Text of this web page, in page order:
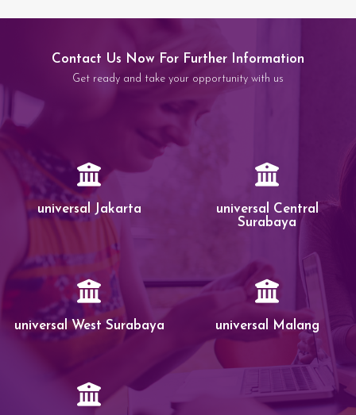
Contact Us Now For Further Information
Get ready and take your opportunity with us
universal Jakarta
universal Central
Surabaya
universal West Surabaya universal Malang